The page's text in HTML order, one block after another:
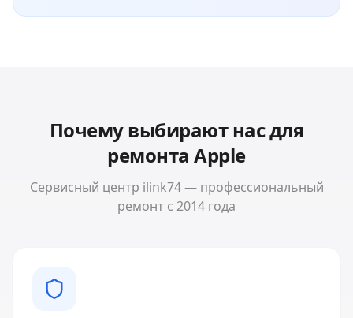
Почему выбирают нас для
ремонтаApple
Сервисный центр ilink74 — профессиональный
ремонт с 2014 года